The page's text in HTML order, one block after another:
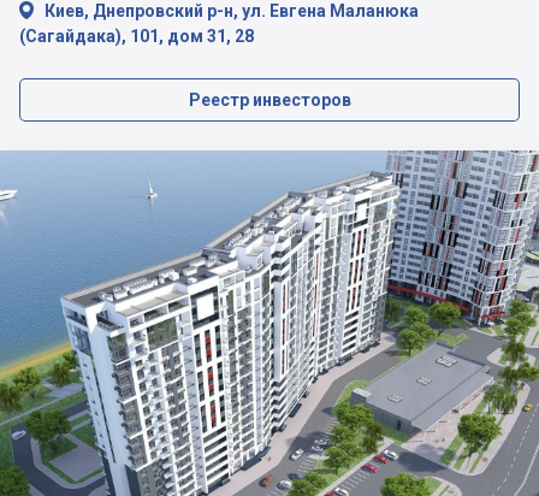

Киев, Днепровский р-н, ул. Евгена Маланюка
(Сагайдака), 101, дом 31, 28
Реестр инвесторов